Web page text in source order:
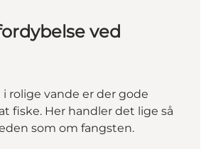
ved
rolige vande er der gode
fiske. Her handler det lige så
som om fangsten.